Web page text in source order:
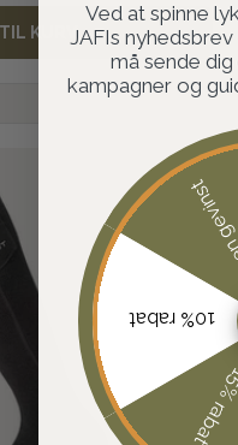
KURV
Ved at spinne
JAFIs
må sende
kampagner og
15%
10% rabat